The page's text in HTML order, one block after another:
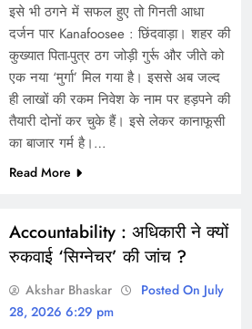
इसे भी ठगने में सफल हुए तो गिनती आधा
दर्जन पार Kanafoosee : छिंदवाड़ा। शहर की
कुख्यात पिता-पुत्र ठग जोड़ी गुर्रू और जीते को
एक नया ‘मुर्गा’ मिल गया है। इससे अब जल्द
ही लाखों की रकम निवेश के नाम पर हड़पने की
तैयारी दोनों कर चुके हैं। इसे लेकर कानाफूसी
का बाजार गर्म है।…
Read More
Accountability : अधिकारी ने क्यों
रुकवाई ‘सिग्नेचर’ की जांच ?
Akshar Bhaskar
Posted On July
28, 2026 6:29 pm